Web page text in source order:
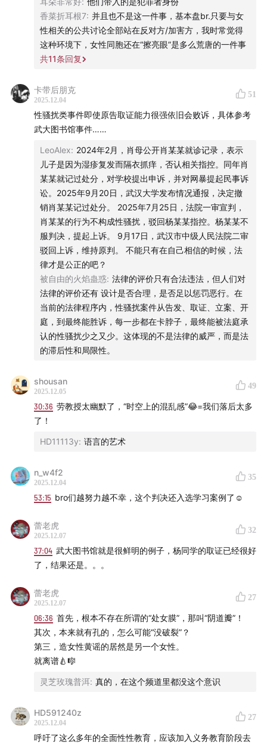
不理解司法实务中，为何有时对受害人要求那么高
法律体系轻视对个体法益的保护
性骚扰案件中，败诉等于诬告吗？
49:39 性骚扰发生的社会根源是权力支配关系
当事人的曝光需要巨大勇气
山西大同订婚案入选人民法院案例库
司法不可能离文明越来越远
✒️ 制作团队
策划｜劳东燕、看理想
统筹&对谈｜小田
音频编辑｜香芋、加绒
监制｜ruicen、jiajun
视觉设计｜唐z、大夹子
🙋 欢迎互动
劳东燕微博
本期节目已经在看理想、小宇宙、苹果播客、网易云音
乐、喜马拉雅同步上线啦！欢迎大家订阅收听🎧
香菜折耳根7: 并且也不是这一件事，基本盘br.只要与女
性相关的公共讨论全部站在反对方/加害方，我时常觉得
这种环境下，女性同胞还在“擦亮眼”是多么荒唐的一件事
共11条回复
卡带后朋克
2025.12.04
51
性骚扰类事件即使原告取证能力很强依旧会败诉，具体参考
武大图书馆事件……
LeoAlex: 2024年2月，肖母公开肖某某就诊记录，表示
儿子是因为湿疹复发而隔衣抓痒，否认相关指控。同年肖
某某就记过处分，对学校提出申诉，并对网暴提起民事诉
讼。2025年9月20日，武汉大学发布情况通报，决定撤
销肖某某记过处分。 2025年7月25日，法院一审宣判，
肖某某的行为不构成性骚扰，驳回杨某某指控。杨某某不
服判决，提起上诉。 9月17日，武汉市中级人民法院二审
驳回上诉，维持原判。 不能只有在自己相信的时候，法
律才是公正的吧？
被自由的火焰蛊惑: 法律的评价只有合法违法，但人们对
法律的评价还有 设计是否合理，是否足以惩罚恶行。在
当前的法律程序内，性骚扰案件从告发、取证、立案、开
庭，到最终能胜诉，每一步都在卡脖子，最终能被法庭承
认的性骚扰少之又少。这体现的不是法律的威严，而是法
的滞后性和局限性。
shousan
2025.12.05
49
30:36 劳教授太幽默了，“时空上的混乱感”😂=我们落后太多
了！
HD11113y: 语言的艺术
n_w4f2
2025.12.04
35
53:15 bro们越努力越不幸，这个判决还入选学习案例了☺️
蕾老虎
2025.12.07
32
37:04 武大图书馆就是很鲜明的例子，杨同学的取证已经很好
了，结果还是。。。
蕾老虎
2025.12.07
27
06:36 首先，根本不存在所谓的“处女膜”，那叫“阴道瓣”！
其次，本来就有孔的，怎么可能“没破裂”？
第三，造女性黄谣的居然是另一个女性。
就离谱🍐🎼
灵芝玫瑰普洱: 真的，在这个频道里都没这个意识
HD591240z
2025.12.04
27
呼吁了这么多年的全面性性教育，应该加入义务教育阶段去